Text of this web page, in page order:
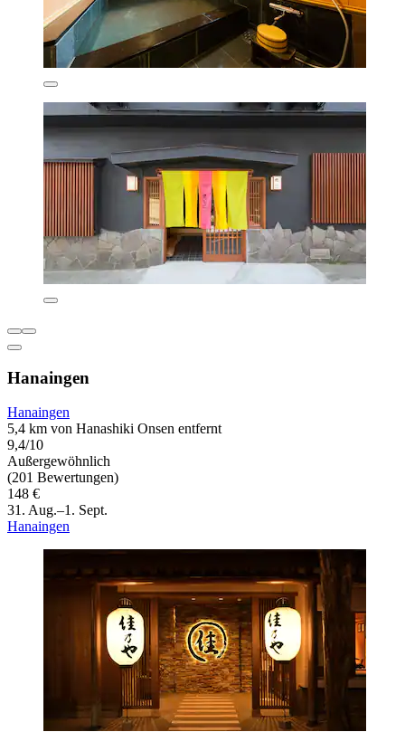
Hanaingen
Hanaingen
5,4 km von Hanashiki Onsen entfernt
9,4/10
Außergewöhnlich
(201 Bewertungen)
148 €
31. Aug.–1. Sept.
Hanaingen